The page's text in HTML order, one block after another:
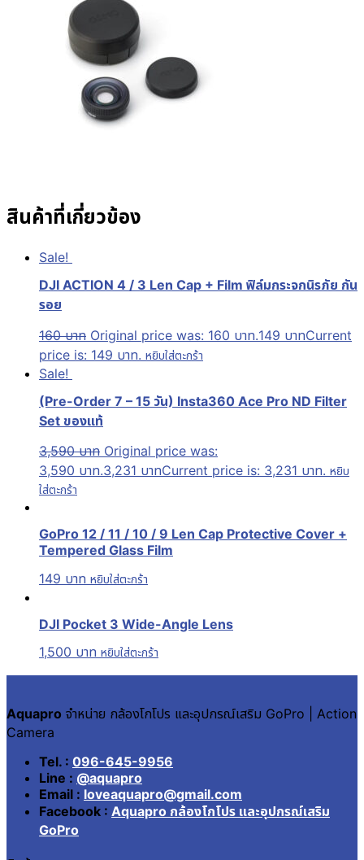
สินค้าที่เกี่ยวข้อง
Sale!
DJI ACTION 4 / 3 Len Cap + Film ฟิล์มกระจกนิรภัย กัน
รอย
160บาท Original price was: 160 บาท.149 บาทCurrent
price is: 149 บาท. หยิบใส่ตะกร้า
Sale!
(Pre-Order 7 – 15 วัน) Insta360 Ace Pro ND Filter
Set ของแท้
3,590บาท Original price was:
3,590 บาท.3,231 บาทCurrent price is: 3,231 บาท. หยิบ
ใส่ตะกร้า
GoPro 12 / 11 / 10 / 9 Len Cap Protective Cover +
Tempered Glass Film
149 บาท หยิบใส่ตะกร้า
DJI Pocket 3 Wide-Angle Lens
1,500 บาท หยิบใส่ตะกร้า
Aquapro จำหน่าย กล้องโกโปร และอุปกรณ์เสริม GoPro | Action
Camera
Tel. : 096-645-9956
Line : @aquapro
Email : loveaquapro@gmail.com
Facebook : Aquapro กล้องโกโปร และอุปกรณ์เสริม
GoPro